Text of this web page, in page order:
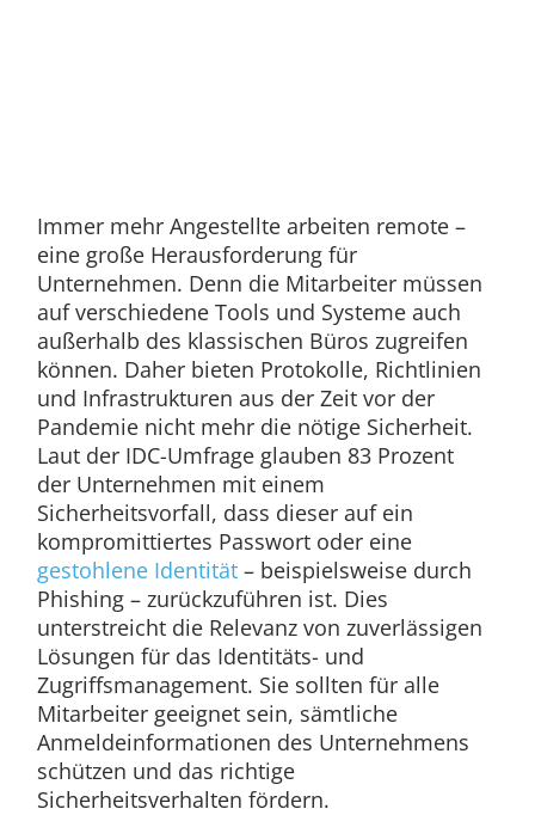
Immer mehr Angestellte arbeiten remote –
eine große Herausforderung für
Unternehmen. Denn die Mitarbeiter müssen
auf verschiedene Tools und Systeme auch
außerhalb des klassischen Büros zugreifen
können. Daher bieten Protokolle, Richtlinien
und Infrastrukturen aus der Zeit vor der
Pandemie nicht mehr die nötige Sicherheit.
Laut der IDC-Umfrage glauben 83 Prozent
der Unternehmen mit einem
Sicherheitsvorfall, dass dieser auf ein
kompromittiertes Passwort oder eine
gestohlene Identität– beispielsweise durch
Phishing – zurückzuführen ist. Dies
unterstreicht die Relevanz von zuverlässigen
Lösungen für das Identitäts- und
Zugriffsmanagement. Sie sollten für alle
Mitarbeiter geeignet sein, sämtliche
Anmeldeinformationen des Unternehmens
schützen und das richtige
Sicherheitsverhalten fördern.